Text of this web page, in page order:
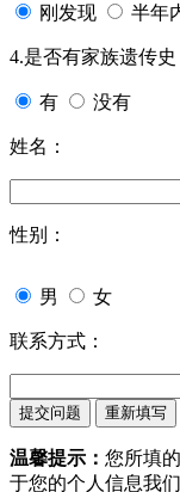
刚发现 半年
4.是否有家族遗传史
有 没有
姓名：
性别：
男 女
联系方式：
温馨提示： 您所填
于您的个人信息我